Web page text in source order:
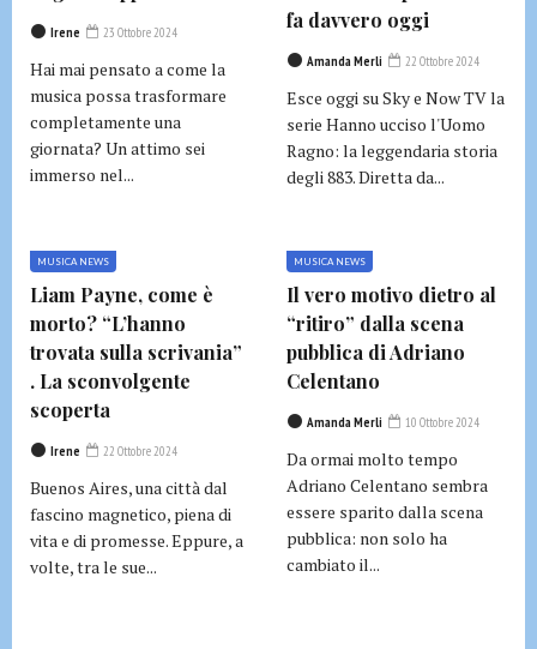
Irene 23 Ottobre 2024
Hai mai pensato a come la
musica possa trasformare
completamente una
giornata? Un attimo sei
immerso nel...
fa davvero oggi
Amanda Merli 22 Ottobre 2024
Esce oggi su Sky e Now TV la
serie Hanno ucciso l'Uomo
Ragno: la leggendaria storia
degli 883. Diretta da...
MUSICA NEWS
Liam Payne, come è
morto? “L’hanno
trovata sulla scrivania”
. La sconvolgente
scoperta
Irene 22 Ottobre 2024
Buenos Aires, una città dal
fascino magnetico, piena di
vita e di promesse. Eppure, a
volte, tra le sue...
MUSICA NEWS
Il vero motivo dietro al
“ritiro” dalla scena
pubblica di Adriano
Celentano
Amanda Merli 10 Ottobre 2024
Da ormai molto tempo
Adriano Celentano sembra
essere sparito dalla scena
pubblica: non solo ha
cambiato il...